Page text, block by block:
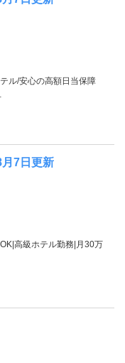
ル/安心の高額日当保障
7日更新
高級ホテル勤務|月30万